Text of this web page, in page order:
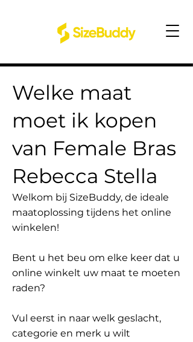
Welke maat
moet ik kopen
van Female Bras
Rebecca Stella
Welkom bij SizeBuddy, de ideale
maatoplossing tijdens het online
winkelen!
Bent u het beu om elke keer dat u
online winkelt uw maat te moeten
raden?
Vul eerst in naar welk geslacht,
categorie en merk u wilt